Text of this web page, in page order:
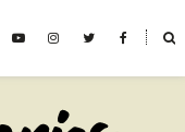
˟